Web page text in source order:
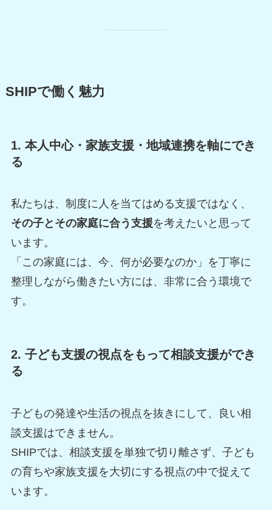
SHIPで働く魅力
1. 本人中心・家族支援・地域連携を軸にでき
る
私たちは、制度に人を当てはめる支援ではなく、
その子とその家庭に合う支援を考えたいと思って
います。
「この家庭には、今、何が必要なのか」を丁寧に
整理しながら働きたい方には、非常に合う環境で
す。
2. 子ども支援の視点をもって相談支援ができ
る
子どもの発達や生活の視点を抜きにして、良い相
談支援はできません。
SHIPでは、相談支援を単独で切り離さず、子ども
の育ちや家族支援を大切にする視点の中で捉えて
います。